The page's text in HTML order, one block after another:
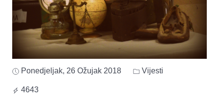
Ponedjeljak, 26 Ožujak 2018 Vijesti
4643